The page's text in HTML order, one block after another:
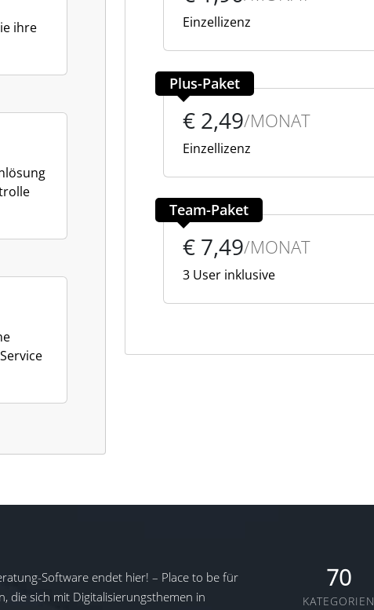
ihre
Einzellizenz
Plus-Paket
€ 2,49/MONAT
Einzellizenz
Team-Paket
€ 7,49/MONAT
3 User inklusive
Software endet hier! – Place to be für
die sich mit Digitalisierungsthemen in
70
KATEGORIEN